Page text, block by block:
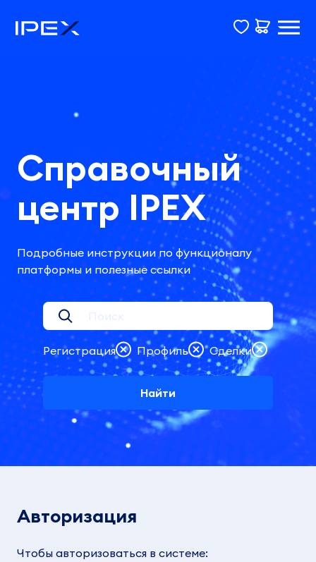
Справочный
центр IPEX
Подробные инструкции по функционалу
платформы и полезные ссылки
Регистрация Профиль Сделки
Найти
Авторизация
Чтобы авторизоваться в системе: